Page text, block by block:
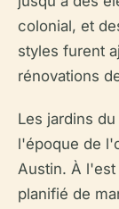
colonial, et
styles furent
rénovations
Les jardins
l'époque de
Austin. À l'est
planifié de